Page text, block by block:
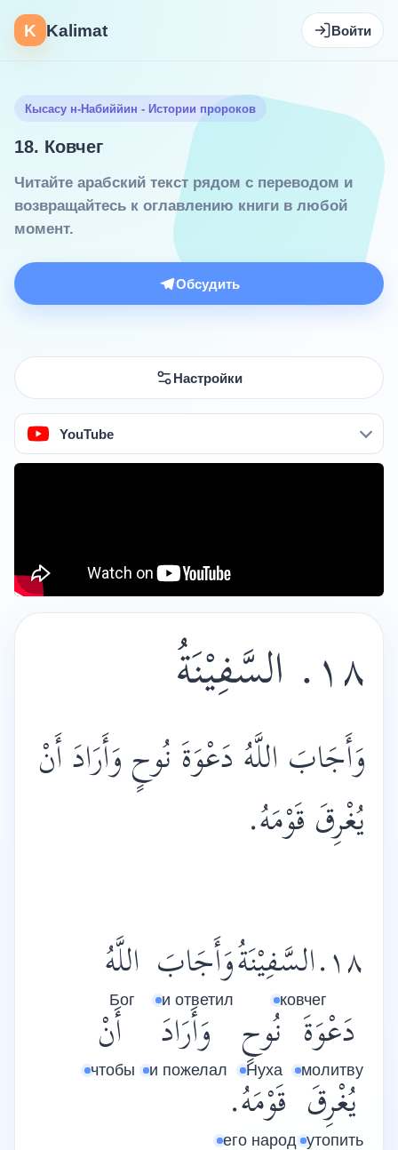
K Kalimat Войти
Кысасу н-Набиййин - Истории пророков
18. Ковчег
Читайте арабский текст рядом с переводом и
возвращайтесь к оглавлению книги в любой
момент.
Обсудить
Настройки
YouTube
١٨. السَّفِيْنَةُ
وَأَجَابَ اللَّهُ دَعْوَةَ نُوحٍ وَأَرَادَ أَنْ
يُغْرِقَ قَوْمَهُ.
١٨.السَّفِيْنَةُ
ковчег
وَأَجَابَ
и ответил
اللَّهُ
Бог
دَعْوَةَ
молитву
نُوحٍ
Нуха
وَأَرَادَ
и пожелал
أَنْ
чтобы
يُغْرِقَ
утопить
قَوْمَهُ.
его народ